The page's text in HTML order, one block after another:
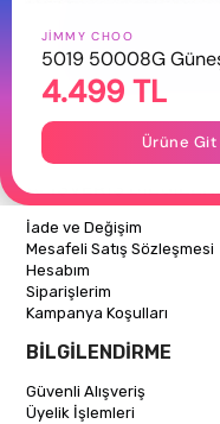
HAKKIMIZDA
Hakkımızda
Gizlilik Politikası
İletişim
Mağazalarımız
ALIŞVERİŞ
İade ve Değişim
Mesafeli Satış Sözleşmesi
Hesabım
Siparişlerim
Kampanya Koşulları
BİLGİLENDİRME
Güvenli Alışveriş
Üyelik İşlemleri
JIMMY CHOO
5019 50008G
4.499 TL
Ürüne